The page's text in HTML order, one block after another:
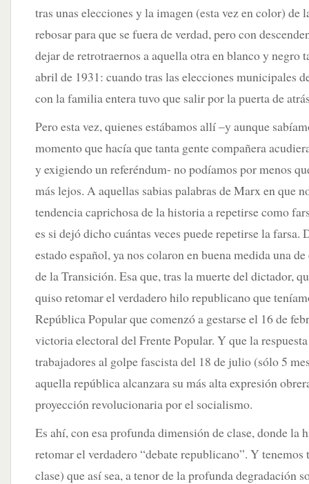
tras unas elecciones y la imagen (esta vez en color) de
rebosar para que se fuera de verdad, pero con
dejar de retrotraernos a aquella otra en blanco y negro
abril de 1931: cuando tras las elecciones municipales
con la familia entera tuvo que salir por la puerta de
Pero esta vez, quienes estábamos allí –y aunque
momento que hacía que tanta gente compañera
y exigiendo un referéndum- no podíamos por menos
más lejos. A aquellas sabias palabras de Marx en que
tendencia caprichosa de la historia a repetirse como
es si dejó dicho cuántas veces puede repetirse la farsa.
estado español, ya nos colaron en buena medida una
de la Transición. Esa que, tras la muerte del dictador,
quiso retomar el verdadero hilo republicano que
República Popular que comenzó a gestarse el 16 de
victoria electoral del Frente Popular. Y que la
trabajadores al golpe fascista del 18 de julio (sólo 5
aquella república alcanzara su más alta expresión
proyección revolucionaria por el socialismo.
Es ahí, con esa profunda dimensión de clase, donde la
retomar el verdadero “debate republicano”. Y tenemos
clase) que así sea, a tenor de la profunda degradación